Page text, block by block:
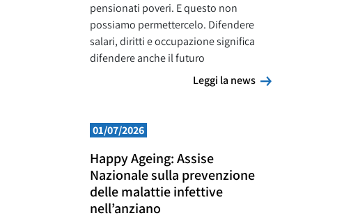
pensionati poveri. E questo non
possiamo permettercelo. Difendere
salari, diritti e occupazione significa
difendere anche il futuro
Leggi la news
Leggi la news
01/07/2026
Happy Ageing: Assise
Nazionale sulla prevenzione
delle malattie infettive
nell’anziano